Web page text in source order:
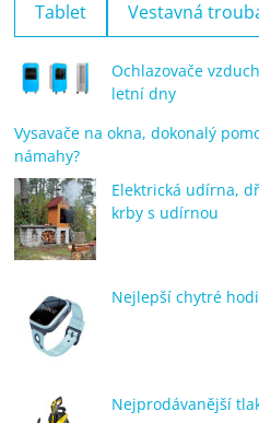
Tablet Vestavná
Ochlazovače
letní dny
Vysavače na okna, dokonalý
námahy?
Elektrická udírna,
krby s udírnou
Nejlepší chytré
Nejprodávanější